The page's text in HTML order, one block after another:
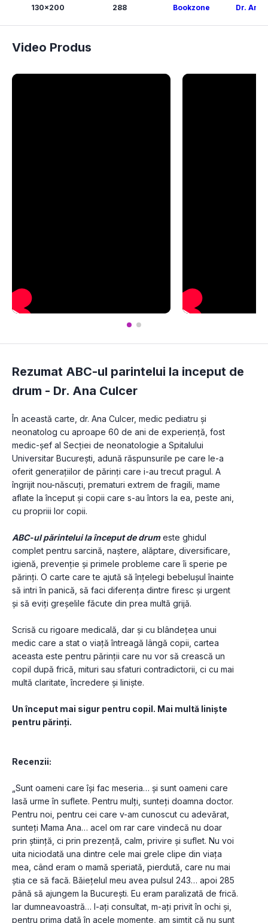
130x200 288 Bookzone Dr. Ana
Video Produs
Rezumat ABC-ul parintelui la inceput de
drum - Dr. Ana Culcer
În această carte, dr. Ana Culcer, medic pediatru și
neonatolog cu aproape 60 de ani de experiență, fost
medic-șef al Secției de neonatologie a Spitalului
Universitar București, adună răspunsurile pe care le-a
oferit generațiilor de părinți care i-au trecut pragul. A
îngrijit nou-născuți, prematuri extrem de fragili, mame
aflate la început și copii care s-au întors la ea, peste ani,
cu propriii lor copii.
ABC-ul părintelui la început de drum este ghidul
complet pentru sarcină, naștere, alăptare, diversificare,
igienă, prevenție și primele probleme care îi sperie pe
părinți. O carte care te ajută să înțelegi bebelușul înainte
să intri în panică, să faci diferența dintre firesc și urgent
și să eviți greșelile făcute din prea multă grijă.
Scrisă cu rigoare medicală, dar și cu blândețea unui
medic care a stat o viață întreagă lângă copii, cartea
aceasta este pentru părinții care nu vor să crească un
copil după frică, mituri sau sfaturi contradictorii, ci cu mai
multă claritate, încredere și liniște.
Un început mai sigur pentru copil. Mai multă liniște
pentru părinți.
Recenzii:
„Sunt oameni care își fac meseria… și sunt oameni care
lasă urme în suflete. Pentru mulți, sunteți doamna doctor.
Pentru noi, pentru cei care v-am cunoscut cu adevărat,
sunteți Mama Ana… acel om rar care vindecă nu doar
prin știință, ci prin prezență, calm, privire și suflet. Nu voi
uita niciodată una dintre cele mai grele clipe din viața
mea, când eram o mamă speriată, pierdută, care nu mai
știa ce să facă. Băiețelul meu avea pulsul 243… apoi 285
până să ajungem la București. Eu eram paralizată de frică.
Iar dumneavoastră… l-ați consultat, m-ați privit în ochi și,
pentru prima dată în acele momente, am simțit că nu sunt